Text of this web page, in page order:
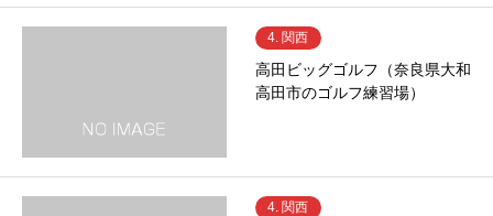
4. 関西
高田ビッグゴルフ（奈良県大和
高田市のゴルフ練習場）
4. 関西